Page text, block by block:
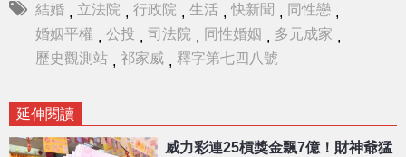
結婚 , 立法院 , 行政院 , 生活 , 快新聞 , 同性戀 ,
婚姻平權 , 公投 , 司法院 , 同性婚姻 , 多元成家 ,
歷史觀測站 , 祁家威 , 釋字第七四八號
延伸閱讀
威力彩連25槓獎金飄7億！財神爺猛